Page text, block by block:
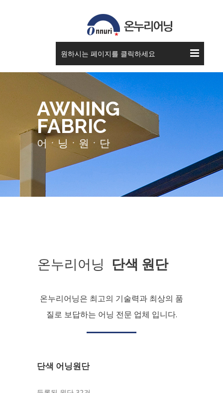
원하시는 페이지를 클릭하세요
AWNING
FABRIC
어ㆍ닝ㆍ원ㆍ단
온누리어닝 단색 원단
온누리어닝은 최고의 기술력과 최상의 품
질로 보답하는 어닝 전문 업체 입니다.
단색 어닝원단